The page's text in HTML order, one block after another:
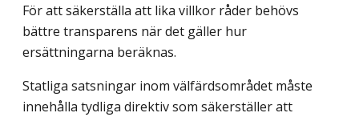
För att säkerställa att lika villkor råder behövs
bättre transparens när det gäller hur
ersättningarna beräknas.
Statliga satsningar inom välfärdsområdet måste
innehålla tydliga direktiv som säkerställer att